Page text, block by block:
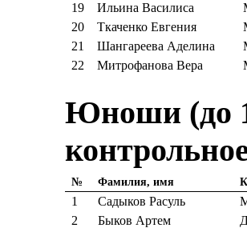
19
Ильина Василиса
20
Ткаченко Евгения
21
Шангареева Аделина
22
Митрофанова Вера
Юноши (до
№ Фамилия, имя
1 Садыков Расуль
2
Быков Артем